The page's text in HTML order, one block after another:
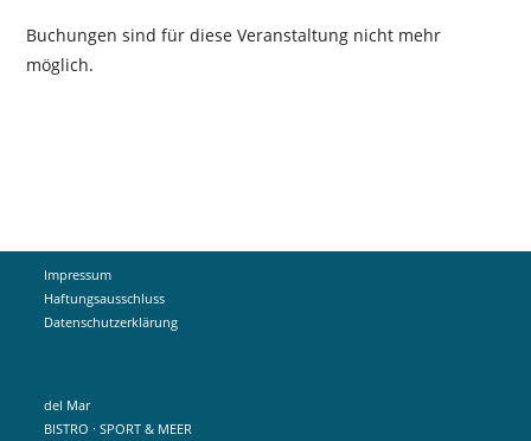
Buchungen sind für diese Veranstaltung nicht mehr
möglich.
Impressum
Haftungsausschluss
Datenschutzerklärung
del Mar
BISTRO · SPORT & MEER